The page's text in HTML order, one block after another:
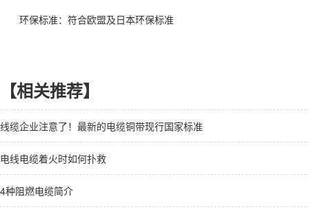
环保标准：符合欧盟及日本环保标准
【相关推荐】
线缆企业注意了！最新的电缆铜带现行国家标准
电线电缆着火时如何扑救
4种阻燃电缆简介